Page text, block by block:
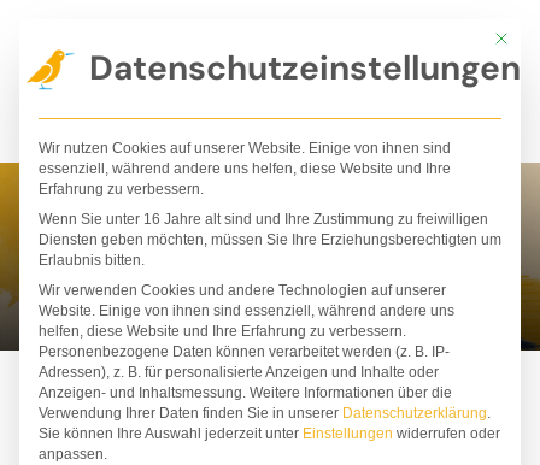
Inhalt
springen
Kai Lüftner
Mit
Datenschutzeinstellungen
Wir nutzen Cookies auf unserer Website. Einige von ihnen sind
essenziell, während andere uns helfen, diese Website und Ihre
Erfahrung zu verbessern.
Wenn Sie unter 16 Jahre alt sind und Ihre Zustimmung zu freiwilligen
Diensten geben möchten, müssen Sie Ihre Erziehungsberechtigten um
Erlaubnis bitten.
Wir verwenden Cookies und andere Technologien auf unserer
Website. Einige von ihnen sind essenziell, während andere uns
helfen, diese Website und Ihre Erfahrung zu verbessern.
Personenbezogene Daten können verarbeitet werden (z. B. IP-
Adressen), z. B. für personalisierte Anzeigen und Inhalte oder
Anzeigen- und Inhaltsmessung. Weitere Informationen über die
Verwendung Ihrer Daten finden Sie in unserer Datenschutzerklärung.
Sie können Ihre Auswahl jederzeit unter Einstellungen widerrufen oder
anpassen.